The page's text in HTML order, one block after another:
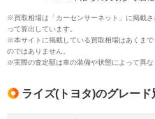
※買取相場は「カーセンサーネット」に掲載
って算出しています。
※本サイトに掲載している買取相場はあくま
のではありません。
※実際の査定額は車の装備や状態によって異な
ライズ(トヨタ)のグレー